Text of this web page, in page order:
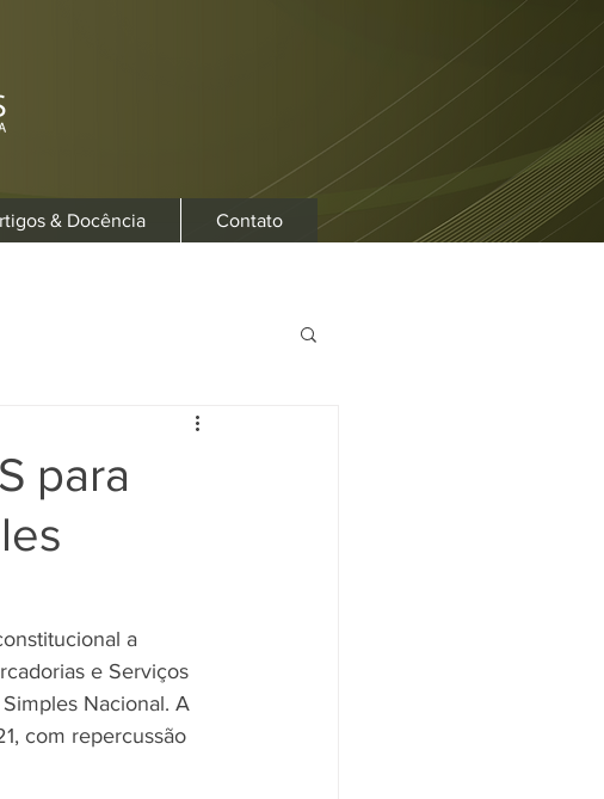
& Docência Contato
para
a
e Serviços
Nacional. A
com repercussão